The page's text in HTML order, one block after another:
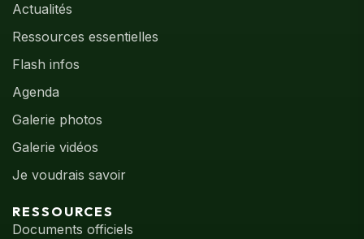
Actualités
Ressources essentielles
Flash infos
Agenda
Galerie photos
Galerie vidéos
Je voudrais savoir
RESSOURCES
Documents officiels